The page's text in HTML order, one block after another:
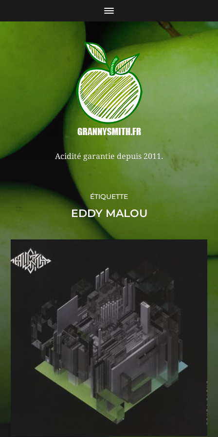
Acidité garantie depuis 2011.
ÉTIQUETTE
EDDY MALOU